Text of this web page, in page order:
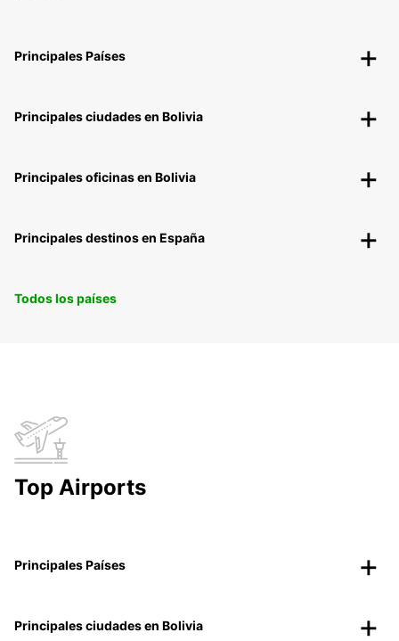
Principales Países
Principales ciudades en Bolivia
Principales oficinas en Bolivia
Principales destinos en España
Todos los países
Top Airports
Principales Países
Principales ciudades en Bolivia